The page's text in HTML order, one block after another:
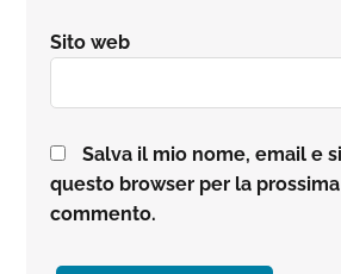
Sito web
Salva il mio nome, email e
questo browser per la
commento.